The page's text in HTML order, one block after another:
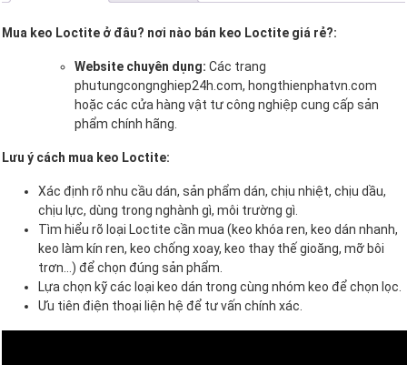
Mua keo Loctite ở đâu? nơi nào bán keo Loctite giá rẻ?:
Website chuyên dụng: Các trang
phutungcongnghiep24h.com, hongthienphatvn.com
hoặc các cửa hàng vật tư công nghiệp cung cấp sản
phẩm chính hãng.
Lưu ý cách mua keo Loctite:
Xác định rõ nhu cầu dán, sản phẩm dán, chịu nhiệt, chịu dầu,
chịu lực, dùng trong nghành gì, môi trường gì.
Tìm hiểu rõ loại Loctite cần mua (keo khóa ren, keo dán nhanh,
keo làm kín ren, keo chống xoay, keo thay thế gioăng, mỡ bôi
trơn…) để chọn đúng sản phẩm.
Lựa chọn kỹ các loại keo dán trong cùng nhóm keo để chọn lọc.
Ưu tiên điện thoại liện hệ để tư vấn chính xác.